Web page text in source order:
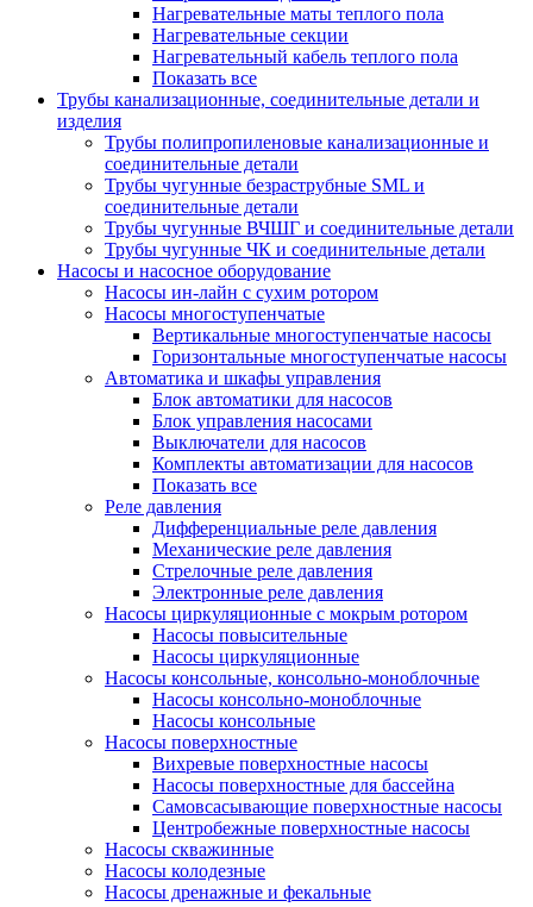
Нагревательные маты теплого пола
Нагревательные секции
Нагревательный кабель теплого пола
Показать все
Трубы канализационные, соединительные детали и
изделия
Трубы полипропиленовые канализационные и
соединительные детали
Трубы чугунные безраструбные SML и
соединительные детали
Трубы чугунные ВЧШГ и соединительные детали
Трубы чугунные ЧК и соединительные детали
Насосы и насосное оборудование
Насосы ин-лайн с сухим ротором
Насосы многоступенчатые
Вертикальные многоступенчатые насосы
Горизонтальные многоступенчатые насосы
Автоматика и шкафы управления
Блок автоматики для насосов
Блок управления насосами
Выключатели для насосов
Комплекты автоматизации для насосов
Показать все
Реле давления
Дифференциальные реле давления
Механические реле давления
Стрелочные реле давления
Электронные реле давления
Насосы циркуляционные с мокрым ротором
Насосы повысительные
Насосы циркуляционные
Насосы консольные, консольно-моноблочные
Насосы консольно-моноблочные
Насосы консольные
Насосы поверхностные
Вихревые поверхностные насосы
Насосы поверхностные для бассейна
Самовсасывающие поверхностные насосы
Центробежные поверхностные насосы
Насосы скважинные
Насосы колодезные
Насосы дренажные и фекальные